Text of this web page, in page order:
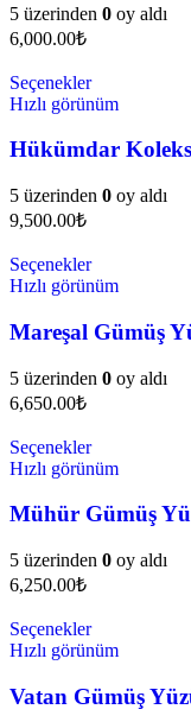
5 üzerinden 0 oy aldı
6,000.00₺
Seçenekler
Hızlı görünüm
Hükümdar
5 üzerinden 0 oy aldı
9,500.00₺
Seçenekler
Hızlı görünüm
Mareşal Gümüş
5 üzerinden 0 oy aldı
6,650.00₺
Seçenekler
Hızlı görünüm
Mühür Gümüş
5 üzerinden 0 oy aldı
6,250.00₺
Seçenekler
Hızlı görünüm
Vatan Gümüş